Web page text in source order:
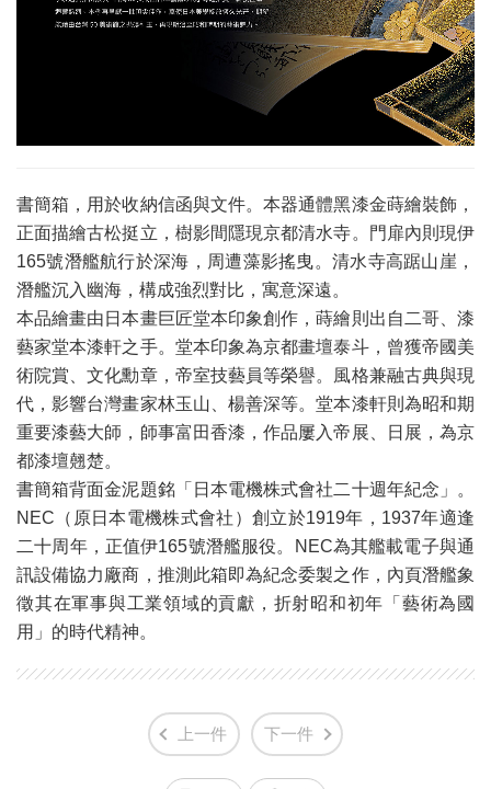
書簡箱，用於收納信函與文件。本器通體黑漆金蒔繪裝飾，
正面描繪古松挺立，樹影間隱現京都清水寺。門扉內則現伊
165號潛艦航行於深海，周遭藻影搖曳。清水寺高踞山崖，
潛艦沉入幽海，構成強烈對比，寓意深遠。
本品繪畫由日本畫巨匠堂本印象創作，蒔繪則出自二哥、漆
藝家堂本漆軒之手。堂本印象為京都畫壇泰斗，曾獲帝國美
術院賞、文化勳章，帝室技藝員等榮譽。風格兼融古典與現
代，影響台灣畫家林玉山、楊善深等。堂本漆軒則為昭和期
重要漆藝大師，師事富田香漆，作品屢入帝展、日展，為京
都漆壇翹楚。
書簡箱背面金泥題銘「日本電機株式會社二十週年紀念」。
NEC（原日本電機株式會社）創立於1919年，1937年適逢
二十周年，正值伊165號潛艦服役。NEC為其艦載電子與通
訊設備協力廠商，推測此箱即為紀念委製之作，內頁潛艦象
徵其在軍事與工業領域的貢獻，折射昭和初年「藝術為國
用」的時代精神。
上一件 下一件